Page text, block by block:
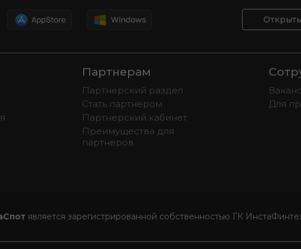
Партнерам
Партнерский раздел
Стать партнером
Партнерский кабинет
Преимущества для
партнеров
Для
является зарегистрированной собственностью ГК